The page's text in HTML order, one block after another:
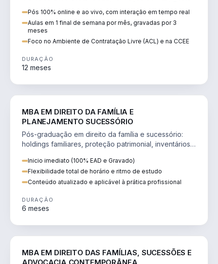
Pós 100% online e ao vivo, com interação em tempo real
Aulas em 1 final de semana por mês, gravadas por 3
meses
Foco no Ambiente de Contratação Livre (ACL) e na CCEE
DURAÇÃO
12 meses
MBA EM DIREITO DA FAMÍLIA E
PLANEJAMENTO SUCESSÓRIO
Pós-graduação em direito da família e sucessório:
holdings familiares, proteção patrimonial, inventários
Inicio imediato (100% EAD e Gravado)
Flexibilidade total de horário e ritmo de estudo
Conteúdo atualizado e aplicável à prática profissional
DURAÇÃO
6 meses
MBA EM DIREITO DAS FAMÍLIAS, SUCESSÕES E